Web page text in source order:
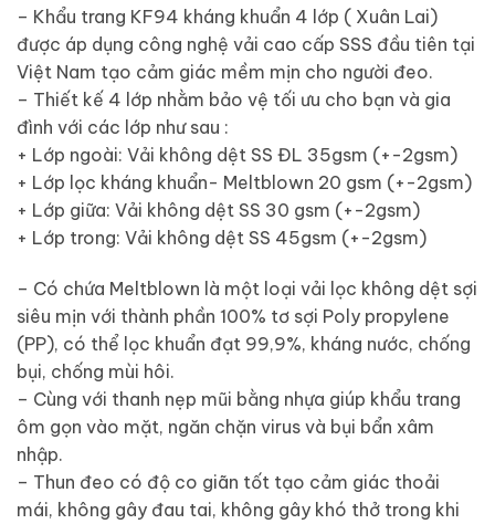
– Khẩu trang KF94 kháng khuẩn 4 lớp ( Xuân Lai)
được áp dụng công nghệ vải cao cấp SSS đầu tiên tại
Việt Nam tạo cảm giác mềm mịn cho người đeo.
– Thiết kế 4 lớp nhằm bảo vệ tối ưu cho bạn và gia
đình với các lớp như sau :
+ Lớp ngoài: Vải không dệt SS ĐL 35gsm (+-2gsm)
+ Lớp lọc kháng khuẩn- Meltblown 20 gsm (+-2gsm)
+ Lớp giữa: Vải không dệt SS 30 gsm (+-2gsm)
+ Lớp trong: Vải không dệt SS 45gsm (+-2gsm)
– Có chứa Meltblown là một loại vải lọc không dệt sợi
siêu mịn với thành phần 100% tơ sợi Poly propylene
(PP), có thể lọc khuẩn đạt 99,9%, kháng nước, chống
bụi, chống mùi hôi.
– Cùng với thanh nẹp mũi bằng nhựa giúp khẩu trang
ôm gọn vào mặt, ngăn chặn virus và bụi bẩn xâm
nhập.
– Thun đeo có độ co giãn tốt tạo cảm giác thoải
mái, không gây đau tai, không gây khó thở trong khi